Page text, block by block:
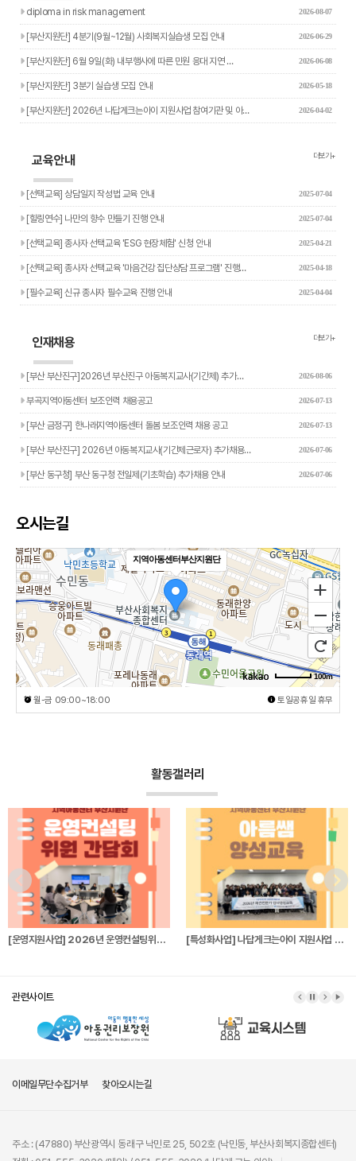
diploma in risk management 2026-08-07
[부산지원단] 4분기(9월~12월) 사회복지실습생 모집 안내 2026-06-29
[부산지원단] 6월 9일(화) 내부행사에 따른 민원 응대 지연 … 2026-06-08
[부산지원단] 3분기 실습생 모집 안내 2026-05-18
[부산지원단] 2026년 나답게크는아이 지원사업 참여기관 및 아… 2026-04-02
교육안내 더보기+
[선택교육] 상담일지 작성법 교육 안내 2025-07-04
[힐링연수] 나만의 향수 만들기 진행 안내 2025-07-04
[선택교육] 종사자 선택교육 'ESG 현장체험' 신청 안내 2025-04-21
[선택교육] 종사자 선택교육 '마음건강 집단상담 프로그램' 진행… 2025-04-18
[필수교육] 신규 종사자 필수교육 진행 안내 2025-04-04
인재채용 더보기+
[부산 부산진구]2026년 부산진구 아동복지교사(기간제) 추가… 2026-08-06
부곡지역아동센터 보조인력 채용공고 2026-07-13
[부산 금정구] 한나래지역아동센터 돌봄 보조인력 채용 공고 2026-07-13
[부산 부산진구] 2026년 아동복지교사(기간제근로자) 추가채용… 2026-07-06
[부산 동구청] 부산 동구청 전일제(기초학습) 추가채용 안내 2026-07-06
오시는길
지역아동센터부산지원단
100m
월-금 09:00~18:00 토일공휴일 휴무
활동갤러리
[운영지원사업] 2026년 운영컨설팅위원 간… [특성화사업] 나답게크는아이 지원사업 파견전…
관련사이트
이메일무단수집거부 찾아오시는길
주소 : (47880) 부산광역시 동래구 낙민로 25, 502호 (낙민동, 부산사회복지종합센터)